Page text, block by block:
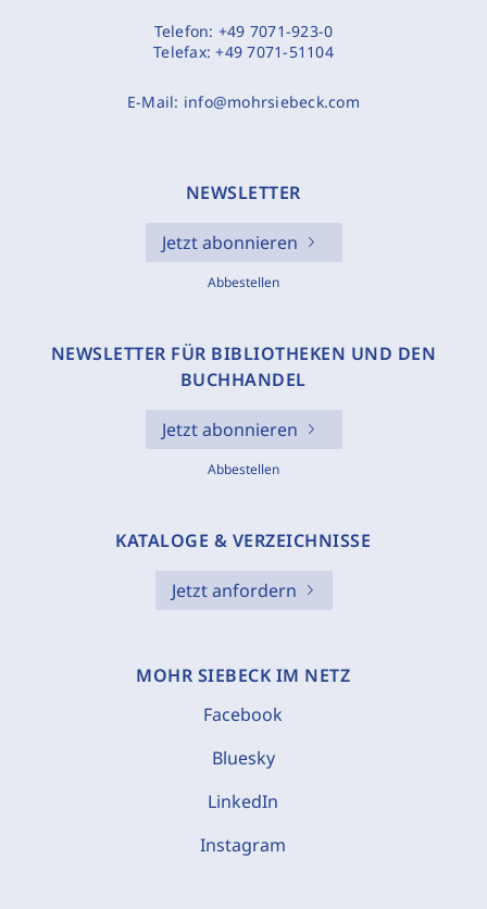
Telefon: +49 7071-923-0
Telefax:+49 7071-51104
E-Mail: info@mohrsiebeck.com
NEWSLETTER
Jetzt abonnieren
Abbestellen
NEWSLETTER FÜR BIBLIOTHEKEN UND DEN
BUCHHANDEL
Jetzt abonnieren
Abbestellen
KATALOGE & VERZEICHNISSE
Jetzt anfordern
MOHR SIEBECK IM NETZ
Facebook
Bluesky
LinkedIn
Instagram